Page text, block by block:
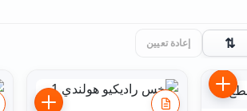
إعادة تعيين